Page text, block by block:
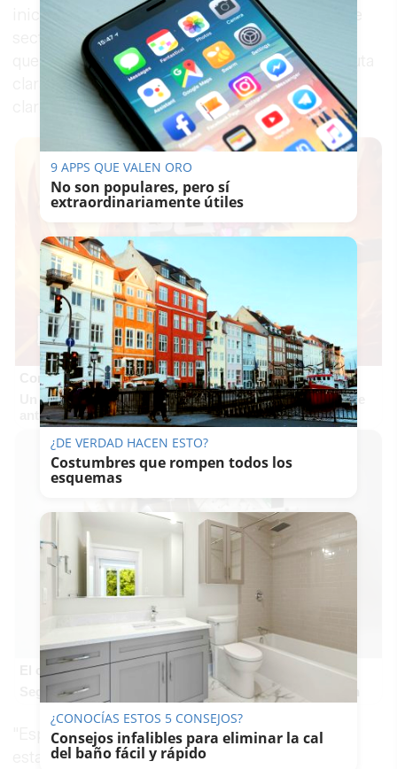
iniciativa que se lleve a cabo en defensa de este
sector en un momento en el que es importante
que no vaya nadie por libre y con una hoja de ruta
clara ante una amenaza común también muy
clara", ha dicho la alcaldesa jerezana.
Corepunk MMORPG
Un verdadero MMORPG de la vieja escuela ¡Cómo los de
antes, pero mejor!
El cerebro hace esto
Seguro que tú también has visto caras donde no existen
"Esperamos que este frente que iniciamos con
esta reunión sea provechoso para la industria
9 APPS QUE VALEN ORO
No son populares, pero sí
extraordinariamente útiles
¿DE VERDAD HACEN ESTO?
Costumbres que rompen todos los
esquemas
¿CONOCÍAS ESTOS 5 CONSEJOS?
Consejos infalibles para eliminar la cal
del baño fácil y rápido